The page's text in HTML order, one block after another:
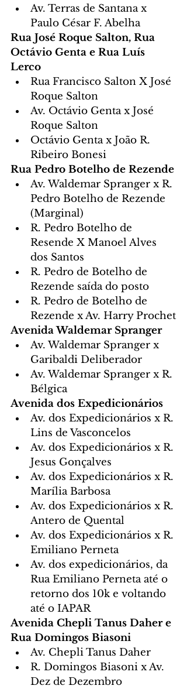
Av. Terras de Santana x
Paulo César F. Abelha
Rua José Roque Salton, Rua
Octávio Genta e Rua Luís
Lerco
Rua Francisco Salton X José
Roque Salton
Av. Octávio Genta x José
Roque Salton
Octávio Genta x João R.
Ribeiro Bonesi
Rua Pedro Botelho de Rezende
Av. Waldemar Spranger x R.
Pedro Botelho de Rezende
(Marginal)
R. Pedro Botelho de
Resende X Manoel Alves
dos Santos
R. Pedro de Botelho de
Rezende saída do posto
R. Pedro de Botelho de
Rezende x Av. Harry Prochet
Avenida Waldemar Spranger
Av. Waldemar Spranger x
Garibaldi Deliberador
Av. Waldemar Spranger x R.
Bélgica
Avenida dos Expedicionários
Av. dos Expedicionários x R.
Lins de Vasconcelos
Av. dos Expedicionários x R.
Jesus Gonçalves
Av. dos Expedicionários x R.
Marília Barbosa
Av. dos Expedicionários x R.
Antero de Quental
Av. dos Expedicionários x R.
Emiliano Perneta
Av. dos expedicionários, da
Rua Emiliano Perneta até o
retorno dos 10k e voltando
até o IAPAR
Avenida Chepli Tanus Daher e
Rua Domingos Biasoni
Av. Chepli Tanus Daher
R. Domingos Biasoni x Av.
Dez de Dezembro